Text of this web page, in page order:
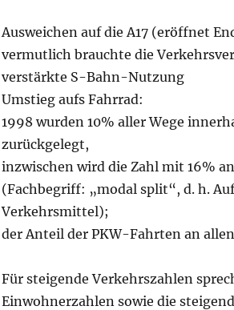
Ausweichen auf die A17 (eröffnet
vermutlich brauchte die
verstärkte S-Bahn-Nutzung
Umstieg aufs Fahrrad:
1998 wurden 10% aller Wege
zurückgelegt,
inzwischen wird die Zahl mit 16%
(Fachbegriff: „modal split“, d. h.
Verkehrsmittel);
der Anteil der PKW-Fahrten an
Für steigende Verkehrszahlen
Einwohnerzahlen sowie die